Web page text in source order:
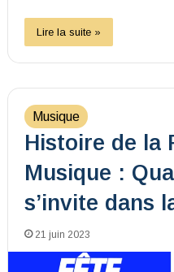
Lire la suite »
Musique
Histoire de la
Musique :
s’invite dans
21 juin 2023